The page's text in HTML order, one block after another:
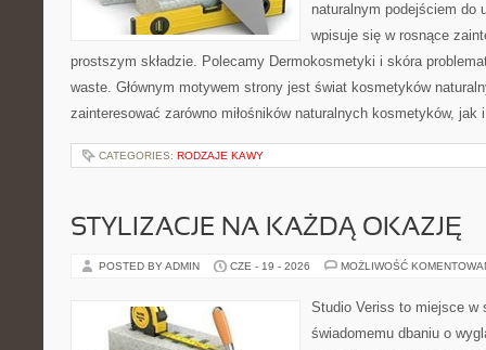
naturalnym podejściem do
wpisuje się w rosnące
prostszym składzie. Polecamy Dermokosmetyki i skóra
waste. Głównym motywem strony jest świat kosmetyków
zainteresować zarówno miłośników naturalnych kosmetyków,
CATEGORIES: RODZAJE KAWY
STYLIZACJE NA KAŻDĄ OKAZJĘ
POSTED BY ADMIN CZE - 19 - 2026 MOŻLIWOŚĆ
Studio Veriss to miejsce w
świadomemu dbaniu o